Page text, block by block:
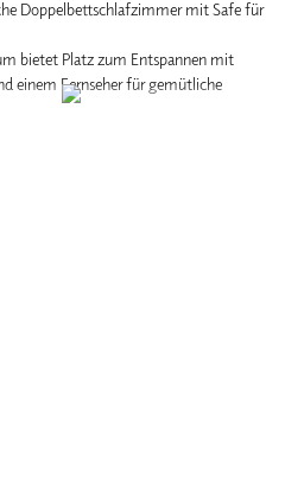
Doppelbettschlafzimmer mit Safe für
bietet Platz zum Entspannen mit
einem Fernseher für gemütliche